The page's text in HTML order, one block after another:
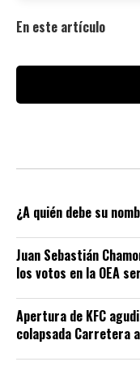
En este artículo
¿A quién debe su
Juan Sebastián
los votos en la OEA
Apertura de KFC
colapsada Carretera